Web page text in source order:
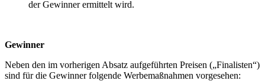
der Gewinner ermittelt wird.
Gewinner
Neben den im vorherigen Absatz aufgeführten Preisen („Finalisten“)
sind für die Gewinner folgende Werbemaßnahmen vorgesehen: